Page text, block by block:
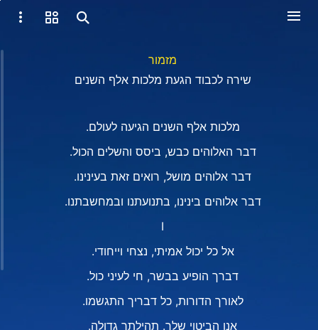
מזמור
שירה לכבוד הגעת מלכות אלף השנים
מלכות אלף השנים הגיעה לעולם.
דבר האלוהים כבש, ביסס והשלים הכול.
דבר אלוהים מושל, רואים זאת בעינינו.
דבר אלוהים בינינו, בתנועתנו ובמחשבתנו.
I
אל כל יכול אמיתי, נצחי וייחודי.
דברך הופיע בבשר, חי לעיני כול.
לאורך הדורות, כל דבריך התגשמו.
אנו הביטוי שלך. תהילתך גדולה.